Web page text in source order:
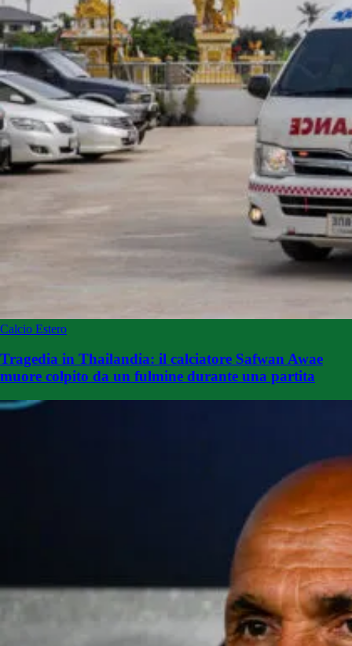
Calcio Estero
Tragedia in Thailandia: il calciatore Safwan Awae
muore colpito da un fulmine durante una partita